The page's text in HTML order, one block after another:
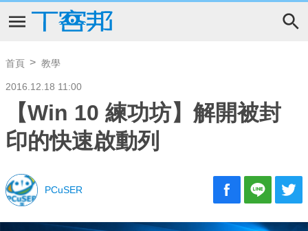
首頁 教學
2016.12.18 11:00
【Win 10 練功坊】解開被封
印的快速啟動列
PCuSER